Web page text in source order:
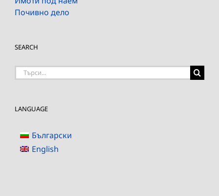
Почивно дело
SEARCH
Търсене
LANGUAGE
Български
English